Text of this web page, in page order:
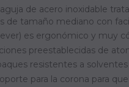
de acero inoxidable
de tamaño mediano con
es ergonómico y muy
preestablecidas de
resistentes a
para la corona para